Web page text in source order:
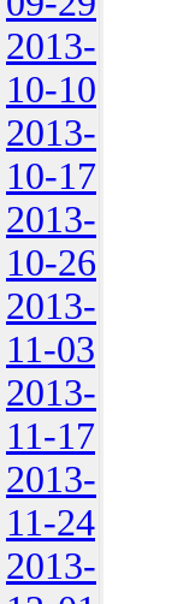
2013-
10-10
2013-
10-17
2013-
10-26
2013-
11-03
2013-
11-17
2013-
11-24
2013-